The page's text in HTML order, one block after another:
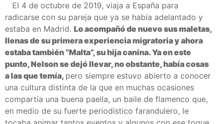
El 4 de octubre de 2019, viaja a España para
radicarse con su pareja que ya se había adelantado y
estaba en Madrid. Lo acompañó de nuevo sus maletas,
llenas de su primera experiencia migratoria y ahora
estaba también “Malta”, su hija canina. Ya en este
punto, Nelson se dejó llevar, no obstante, había cosas
a las que temía, pero siempre estuvo abierto a conocer
una cultura distinta de la que en muchas ocasiones
compartía una buena paella, un baile de flamenco que,
en medio de su fuerte periodístico farandulero, le